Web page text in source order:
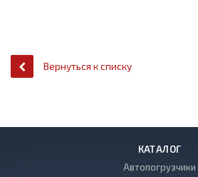
Вернуться к списку
КАТАЛОГ
Автопогрузчики